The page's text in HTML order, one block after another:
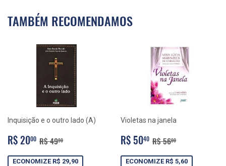
TAMBÉM RECOMENDAMOS
Inquisição e o outro lado (A)
PREÇO
PROMOCIONAL
R$ 2000 R$
20,00
PREÇO NORMAL
R$ 4990
ECONOMIZE R$ 29,90
Violetas na janela
PREÇO
PROMOCIONAL
R$ 5040 R$
50,40
PREÇO NORMAL
R$ 5600
ECONOMIZE R$ 5,60